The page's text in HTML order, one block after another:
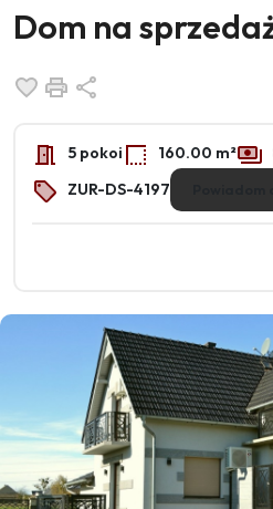
Dom na
Dodaj do ulubionych
Drukuj
5 pokoi 160.00 m²
ZUR-DS-4197